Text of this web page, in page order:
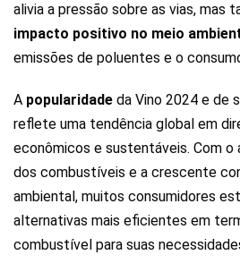
alivia a pressão sobre as vias, mas
impacto positivo no meio
emissões de poluentes e o
A popularidade da Vino 2024 e de
reflete uma tendência global em
econômicos e sustentáveis. Com o
dos combustíveis e a crescente
ambiental, muitos consumidores
alternativas mais eficientes em
combustível para suas